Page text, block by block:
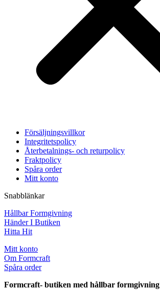
Försäljningsvillkor
Integritetspolicy
Återbetalnings- och returpolicy
Fraktpolicy
Spåra order
Mitt konto
Snabblänkar
Hållbar Formgivning
Händer I Butiken
Hitta Hit
Mitt konto
Om Formcraft
Spåra order
Formcraft- butiken med hållbar formgivning